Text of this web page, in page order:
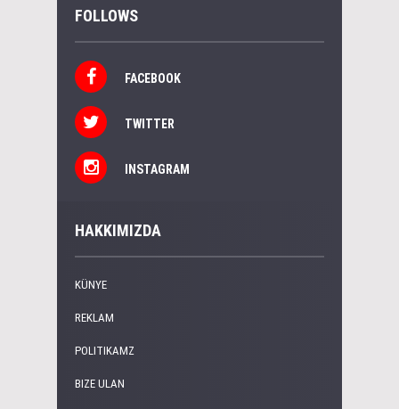
FOLLOWS
FACEBOOK
TWITTER
INSTAGRAM
HAKKIMIZDA
KÜNYE
REKLAM
POLITIKAMZ
BIZE ULAN